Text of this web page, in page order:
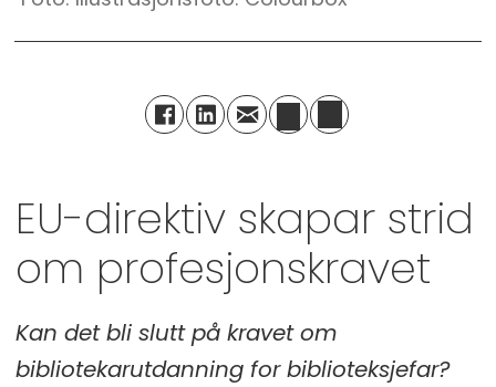
EU-direktiv skapar strid
om profesjonskravet
Kan det bli slutt på kravet om
bibliotekarutdanning for biblioteksjefar?